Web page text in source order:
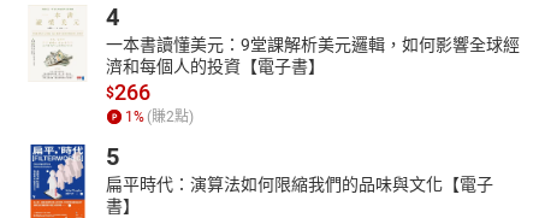
4
一本書讀懂美元：9堂課解析美元邏輯，如何影響全球經
濟和每個人的投資【電子書】
$266
1 % (賺2點)
5
扁平時代：演算法如何限縮我們的品味與文化【電子
書】